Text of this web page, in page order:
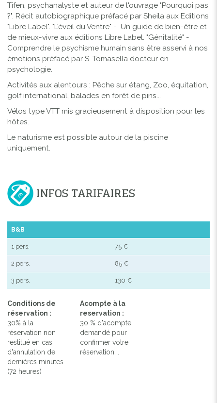
Tifen, psychanalyste et auteur de l'ouvrage "Pourquoi pas
?". Récit autobiographique préfacé par Sheila aux Editions
"Libre Label". "L'éveil du Ventre" - Un guide de bien-être et
de mieux-vivre aux éditions Libre Label. "Génitalité" -
Comprendre le psychisme humain sans être asservi à nos
émotions préfacé par S. Tomasella docteur en
psychologie.
Activités aux alentours : Pêche sur étang, Zoo, équitation,
golf international, balades en forêt de pins...
Vélos type VTT mis gracieusement à disposition pour les
hôtes.
Le naturisme est possible autour de la piscine
uniquement.
INFOS TARIFAIRES
B&B
1 pers. 75 €
2 pers. 85 €
3 pers. 130 €
Conditions de
réservation :
30% à la
réservation non
restitué en cas
d'annulation de
dernières minutes
(72 heures)
Acompte à la
reservation :
30 % d'acompte
demandé pour
confirmer votre
réservation. .